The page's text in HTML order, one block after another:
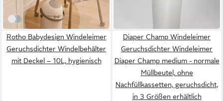
in 2-3 Werktagen bei dir
Weiß
Grau
Rotho Babydesign Windeleimer
Geruchsdichter Windelbehälter
mit Deckel – 10L, hygienisch
Diaper Champ Windeleimer
Geruchsdichter Windeleimer
Diaper Champ medium - normale
Müllbeutel, ohne
Nachfüllkassetten, geruchsdicht,
in 3 Größen erhältlich